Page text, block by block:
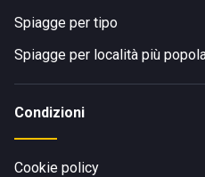
Spiagge per tipo
Spiagge per località più
Condizioni
Cookie policy